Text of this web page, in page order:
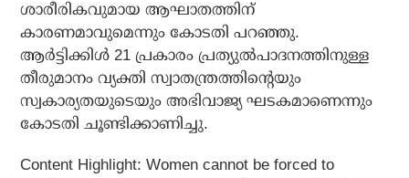
ശാരീരികവുമായ ആഘാതത്തിന്
കാരണമാവുമെന്നും കോടതി പറഞ്ഞു.
ആര്‍ട്ടിക്കിള്‍ 21 പ്രകാരം പ്രത്യുല്‍പാദനത്തിനുള്ള
തീരുമാനം വ്യക്തി സ്വാതന്ത്രത്തിന്റെയും
സ്വകാര്യതയുടെയും അഭിവാജ്യ ഘടകമാണെന്നും
കോടതി ചൂണ്ടിക്കാണിച്ചു.
Content Highlight: Women cannot be forced to